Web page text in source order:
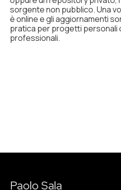
sorgente non pubblico. Una
è online e gli aggiornamenti
pratica per progetti personali
professionali.
Paolo Sala